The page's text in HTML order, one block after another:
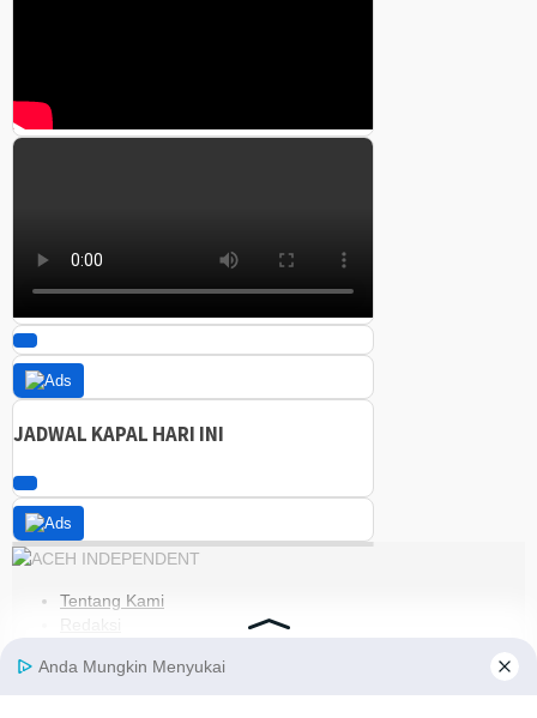
JADWAL KAPAL HARI INI
Tentang Kami
Redaksi
Pedoman Media Siber